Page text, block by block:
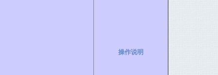
操作说明